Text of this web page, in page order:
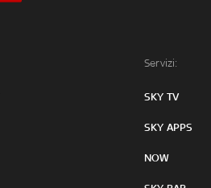
Servizi:
SKY TV
SKY APPS
NOW